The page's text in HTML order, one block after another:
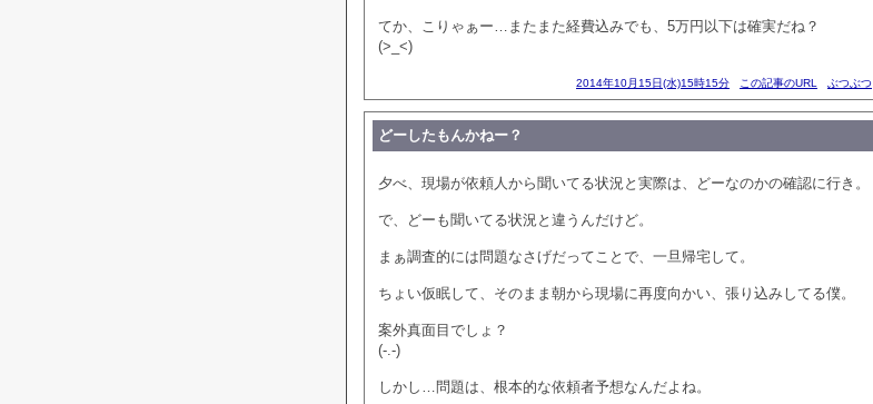
てか、こりゃぁー…またまた経費込みでも、5万円以下は確実だね？
(>_<)
2014年10月15日(水)15時15分 この記事のURL ぶつぶつ
どーしたもんかねー？
夕べ、現場が依頼人から聞いてる状況と実際は、どーなのかの確認に行き。
で、どーも聞いてる状況と違うんだけど。
まぁ調査的には問題なさげだってことで、一旦帰宅して。
ちょい仮眠して、そのまま朝から現場に再度向かい、張り込みしてる僕。
案外真面目でしょ？
(-.-)
しかし…問題は、根本的な依頼者予想なんだよね。